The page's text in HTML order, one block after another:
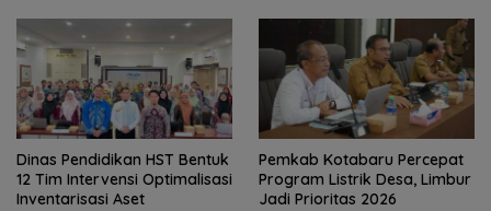
Dinas Pendidikan HST Bentuk
12 Tim Intervensi Optimalisasi
Inventarisasi Aset
Pemkab Kotabaru Percepat
Program Listrik Desa, Limbur
Jadi Prioritas 2026